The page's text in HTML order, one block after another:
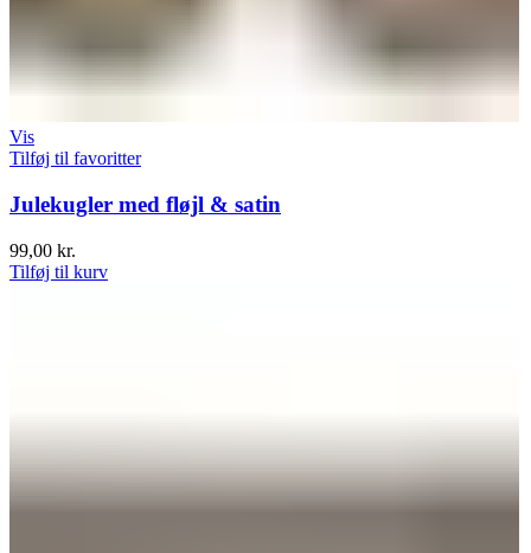
Vis
Tilføj til favoritter
Julekugler med fløjl & satin
99,00 kr.
Tilføj til kurv